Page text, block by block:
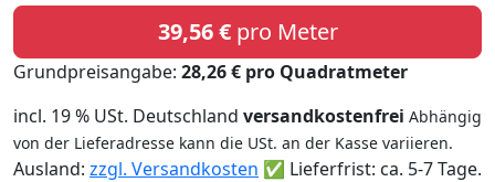
39,56 €pro Meter
Grundpreisangabe: 28,26 € pro Quadratmeter
incl. 19 % USt. Deutschland versandkostenfrei Abhängig
von der Lieferadresse kann die USt. an der Kasse variieren.
Ausland: zzgl. Versandkosten ✅ Lieferfrist: ca. 5-7 Tage.